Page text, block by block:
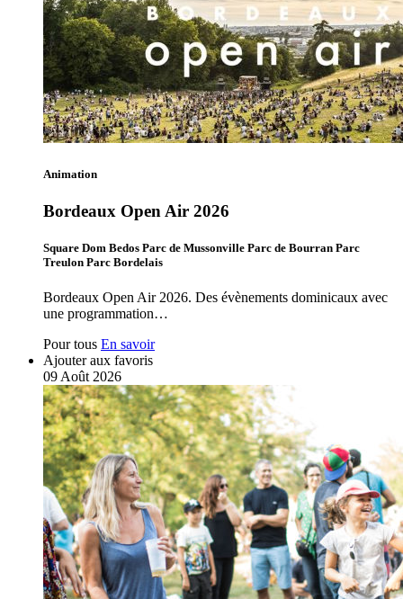
Animation
Bordeaux Open Air 2026
Square Dom Bedos Parc de Mussonville Parc de Bourran Parc
Treulon Parc Bordelais
Bordeaux Open Air 2026. Des évènements dominicaux avec
une programmation…
Pour tous En savoir
Ajouter aux favoris
09 Août 2026